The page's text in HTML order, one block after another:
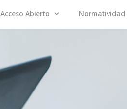
Acceso Abierto Normatividad